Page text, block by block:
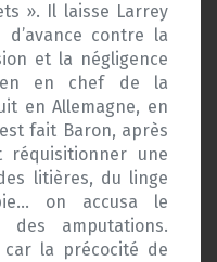
». Il laisse Larrey
contre la
et la négligence
en chef de la
en Allemagne, en
fait Baron, après
réquisitionner une
litières, du linge
on accusa le
des amputations.
car la précocité de